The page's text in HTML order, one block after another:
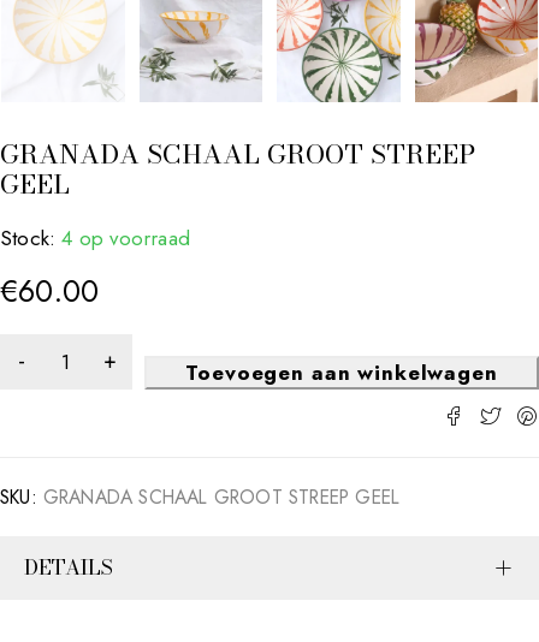
GRANADA SCHAAL GROOT STREEP
GEEL
Stock: 4 op voorraad
€60.00
Toevoegen aan winkelwagen
SKU: GRANADA SCHAAL GROOT STREEP GEEL
DETAILS